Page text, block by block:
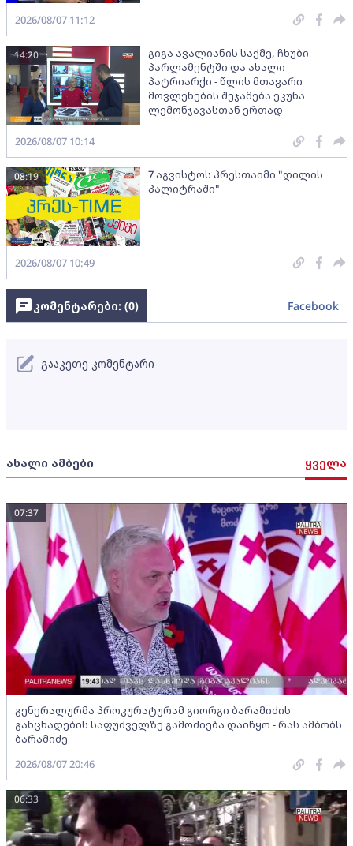
2026/08/07 11:12
გიგა ავალიანის საქმე, ჩხუბი
პარლამენტში და ახალი
პატრიარქი - წლის მთავარი
მოვლენების შეჯამება ეკუნა
ლემონჯავასთან ერთად
14:20
2026/08/07 10:14
7 აგვისტოს პრესთაიმი "დილის
პალიტრაში"
08:19
2026/08/07 10:49
ახალი ამბები ყველა
გენერალურმა პროკურატურამ გიორგი ბარამიძის
განცხადების საფუძველზე გამოძიება დაიწყო - რას ამბობს
ბარამიძე
07:37
2026/08/07 20:46
06:33
კომენტარები: (0) Facebook
გააკეთე კომენტარი